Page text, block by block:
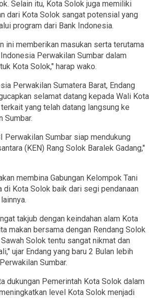
Selain itu, Kota Solok juga memiliki
dari Kota Solok sangat potensial yang
program dari Bank Indonesia.
ini memberikan masukan serta terutama
Perwakilan Sumbar dalam
Kota Solok," harap wako.
Perwakilan Sumatera Barat, Endang
selamat datang kepada Wali Kota
yang telah datang langsung ke
Sumbar.
Perwakilan Sumbar siap mendukung
(KEN) Rang Solok Baralek Gadang,"
membina Gabungan Kelompok Tani
di Kota Solok baik dari segi pendanaan
takjub dengan keindahan alam Kota
makan bersama dengan Rendang Solok
Solok tentu sangat nikmat dan
ujar Endang yang baru 2 Bulan lebih
Sumbar.
dukungan Pemerintah Kota Solok dalam
level Kota Solok menjadi